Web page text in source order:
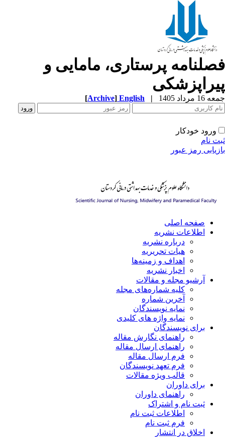
پرستاری، مامایی و
مرداد 1405 |
English
[Archive]
ورود خودکار
نام
رمز عبور
صفحه اصلی
اطلاعات نشریه
درباره نشریه
هیات تحریریه
اهداف و زمینه‌ها
اخبار نشریه
آرشیو مجله و مقالات
کلیه شماره‌های مجله
آخرین شماره
نمایه نویسندگان
نمایه واژه های کلیدی
برای نویسندگان
راهنمای نگارش مقاله
راهنمای ارسال مقاله
فرم ارسال مقاله
فرم تعهد نویسندگان
قالب ویژه مقالات
برای داوران
راهنمای داوران
ثبت نام و اشتراک
اطلاعات ثبت نام
فرم ثبت نام
اخلاق در انتشار